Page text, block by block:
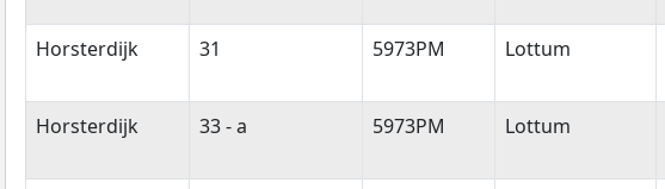
Horsterdijk 31 5973PM Lottum
Horsterdijk 33 - a 5973PM Lottum